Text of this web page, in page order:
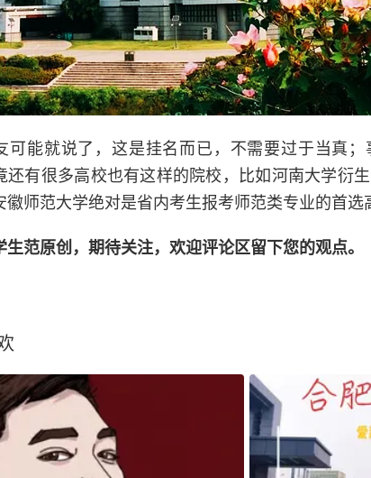
可能就说了，这是挂名而已，不需要过于当真
还有很多高校也有这样的院校，比如河南大学衍
徽师范大学绝对是省内考生报考师范类专业的首选
生范原创，期待关注，欢迎评论区留下您的观点。